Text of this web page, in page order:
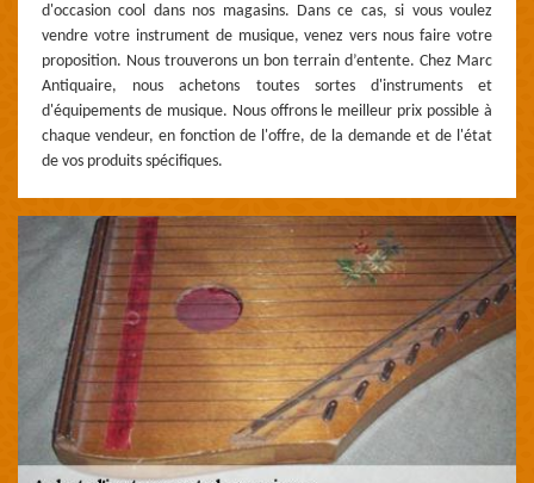
d'occasion cool dans nos magasins. Dans ce cas, si vous voulez
vendre votre instrument de musique, venez vers nous faire votre
proposition. Nous trouverons un bon terrain d’entente. Chez Marc
Antiquaire, nous achetons toutes sortes d'instruments et
d'équipements de musique. Nous offrons le meilleur prix possible à
chaque vendeur, en fonction de l'offre, de la demande et de l'état
de vos produits spécifiques.